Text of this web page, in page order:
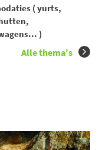
( yurts,
)
Alle thema's